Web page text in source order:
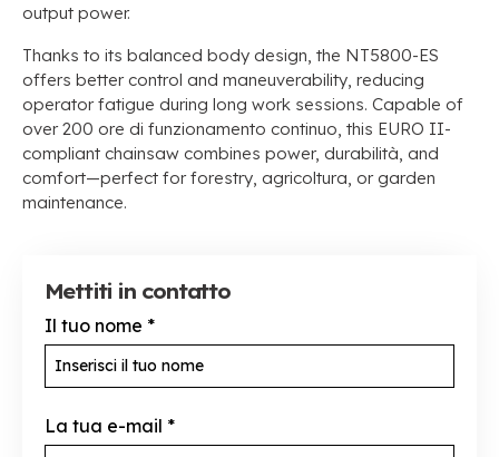
output power.
Thanks to its balanced body design, the NT5800-ES
offers better control and maneuverability, reducing
operator fatigue during long work sessions. Capable of
over200 ore di funzionamento continuo, this EURO II-
compliant chainsaw combines power, durabilità, and
comfort—perfect for forestry, agricoltura, or garden
maintenance.
Mettiti in contatto
Il tuo nome *
La tua e-mail *